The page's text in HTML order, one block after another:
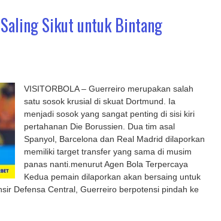
Sikut untuk Bintang
VISITORBOLA – Guerreiro merupakan salah
satu sosok krusial di skuat Dortmund. Ia
menjadi sosok yang sangat penting di sisi kiri
pertahanan Die Borussien. Dua tim asal
Spanyol, Barcelona dan Real Madrid dilaporkan
memiliki target transfer yang sama di musim
panas nanti.menurut Agen Bola Terpercaya
Kedua pemain dilaporkan akan bersaing untuk
Defensa Central, Guerreiro berpotensi pindah ke